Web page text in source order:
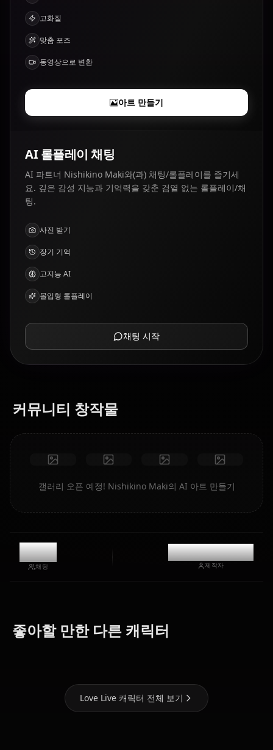
고화질
맞춤 포즈
동영상으로 변환
아트 만들기
AI 롤플레이 채팅
AI 파트너 Nishikino Maki와(과) 채팅/롤플레이를 즐기세
요. 깊은 감성 지능과 기억력을 갖춘 검열 없는 롤플레이/채
팅.
사진 받기
장기 기억
고지능 AI
몰입형 롤플레이
채팅 시작
커뮤니티 창작물
갤러리 오픈 예정! Nishikino Maki의 AI 아트 만들기
10.2k
채팅
@casualwaifus
제작자
좋아할 만한 다른 캐릭터
Tojo
Love Live 캐릭터 전체 보기